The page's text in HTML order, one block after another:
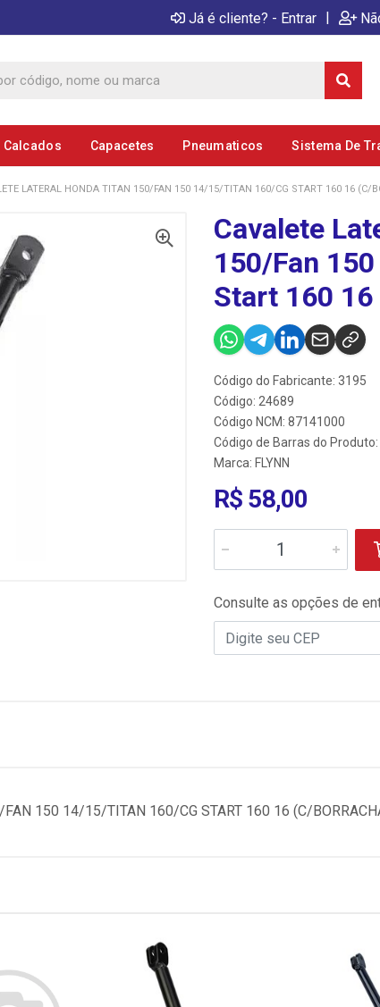
Já é cliente? - Entrar |
Calcados Capacetes Pneumaticos Sistema De
LATERAL HONDA TITAN 150/FAN 150 14/15/TITAN 160/CG START 160 16 (C/
Cavalete
150/Fan
Start 160
Código do Fabricante: 3195
Código: 24689
Código NCM: 87141000
Código de Barras do
Marca: FLYNN
R$ 58,00
Consulte as opções de
150 14/15/TITAN 160/CG START 160 16 (C/